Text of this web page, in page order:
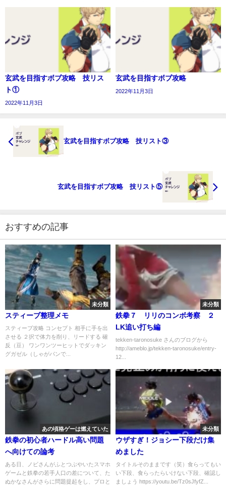
玄武を目指すボブ攻略 技リス
ト①
2022年11月3日
玄武を目指すボブ攻略
2022年11月3日
玄武を目指すボブ攻略 技リスト③
玄武を目指すボブ攻略 技リスト⑤
おすすめの記事
未分類
スティーブ整理メモ
スティーブ攻略 コンセプト 相手に手を出
させる ２択で体力を削り、リードする 確
反（豆） ワンワンツーヒットでダッキン
グガゼル（しゃがパンで...
未分類
鉄拳７ リリのコンボ考察 ２
LK追い打ち編
tekken-taronosuke さんのブログから
http://ameblo.jp/tekken-taronosuke/entry-
12...
あの頃格ゲーは燃えていた
鉄拳の初心者ハードル高い問題
へ向けての論考
ある日、ノビさんがふとつぶやいたスマホ
ゲームと鉄拳の若手人口の差について、た
ぬかなさんがさらに問題提起をし、プロと
未分類
ウザすぎ！ジョシー下段だけ集
めました
タイトルそのままです（笑）食らってもい
い下段、食らったらいけない下段、確認し
ましょう https://youtu.be/Tz0sJfyfZ...